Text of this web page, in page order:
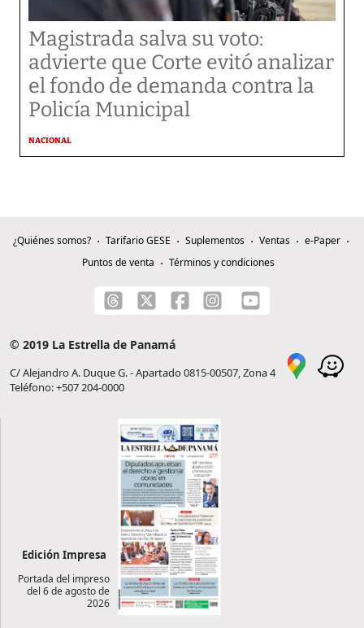
Magistrada salva su voto:
advierte que Corte evitó analizar
el fondo de demanda contra la
Policía Municipal
NACIONAL
¿Quiénes somos? Tarifario GESE Suplementos Ventas
e-Paper
Puntos de venta
Términos y condiciones
© 2019 La Estrella de Panamá
C/ Alejandro A. Duque G. - Apartado 0815-00507, Zona 4
Teléfono: +507 204-0000
Edición Impresa
Portada del impreso
del 6 de agosto de
2026